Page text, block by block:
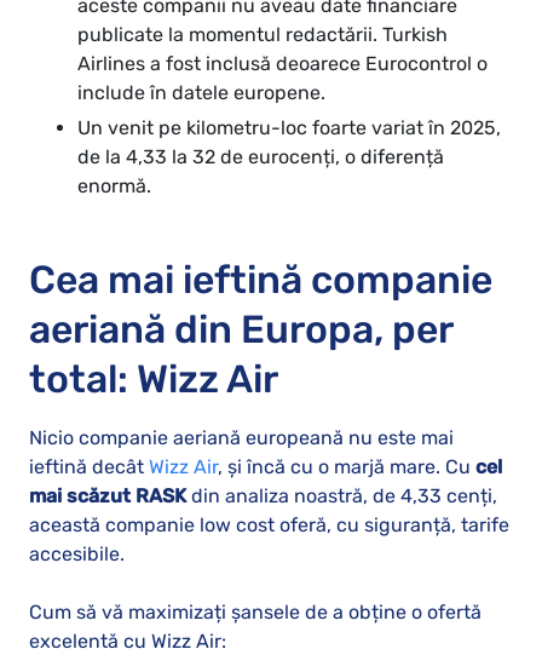
aceste companii nu aveau date financiare
publicate la momentul redactării. Turkish
Airlines a fost inclusă deoarece Eurocontrol o
include în datele europene.
Un venit pe kilometru-loc foarte variat în 2025,
de la 4,33 la 32 de eurocenți, o diferență
enormă.
Cea mai ieftină companie
aeriană din Europa, per
total: Wizz Air
Nicio companie aeriană europeană nu este mai
ieftină decât Wizz Air, și încă cu o marjă mare. Cu cel
mai scăzut RASKdin analiza noastră, de 4,33 cenți,
această companie low cost oferă, cu siguranță, tarife
accesibile.
Cum să vă maximizați şansele de a obține o ofertă
excelentă cu Wizz Air: